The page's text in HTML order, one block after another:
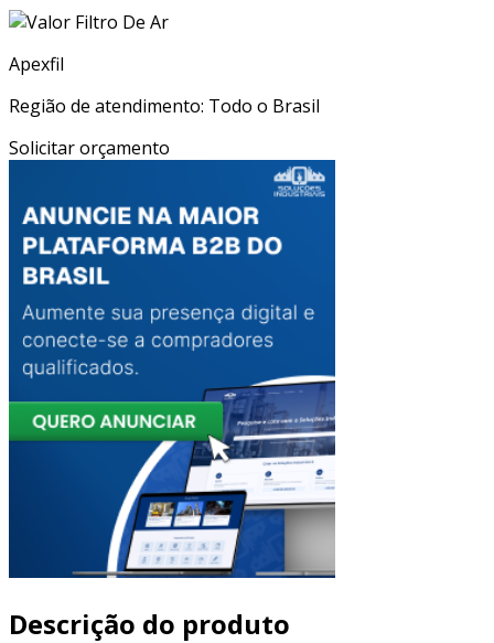
Apexfil
Região de atendimento: Todo o Brasil
Solicitar orçamento
Descrição do produto